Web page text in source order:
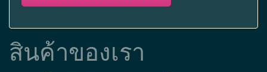
สินค้าของเรา